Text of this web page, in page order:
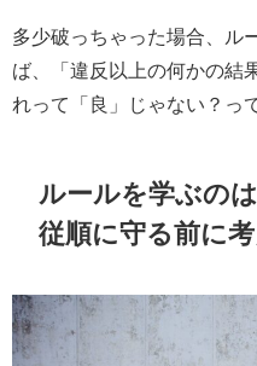
多少破っちゃった場合、ル
ば、「違反以上の何かの結
れって「良」じゃない？っ
ルールを学ぶの
従順に守る前に